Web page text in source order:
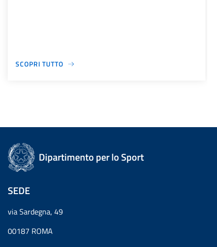
SCOPRI TUTTO
Dipartimento per lo Sport
SEDE
via Sardegna, 49
00187 ROMA